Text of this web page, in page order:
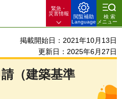
緊急・
災害情報
閲覧補助
Language
検索
メニュー
掲載開始日：2021年10月13日
更新日：2025年6月27日
（建築基準